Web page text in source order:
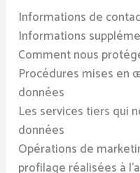
Informations de
Informations
Comment nous
Procédures mises en
données
Les services tiers qui
données
Opérations de
profilage réalisées à